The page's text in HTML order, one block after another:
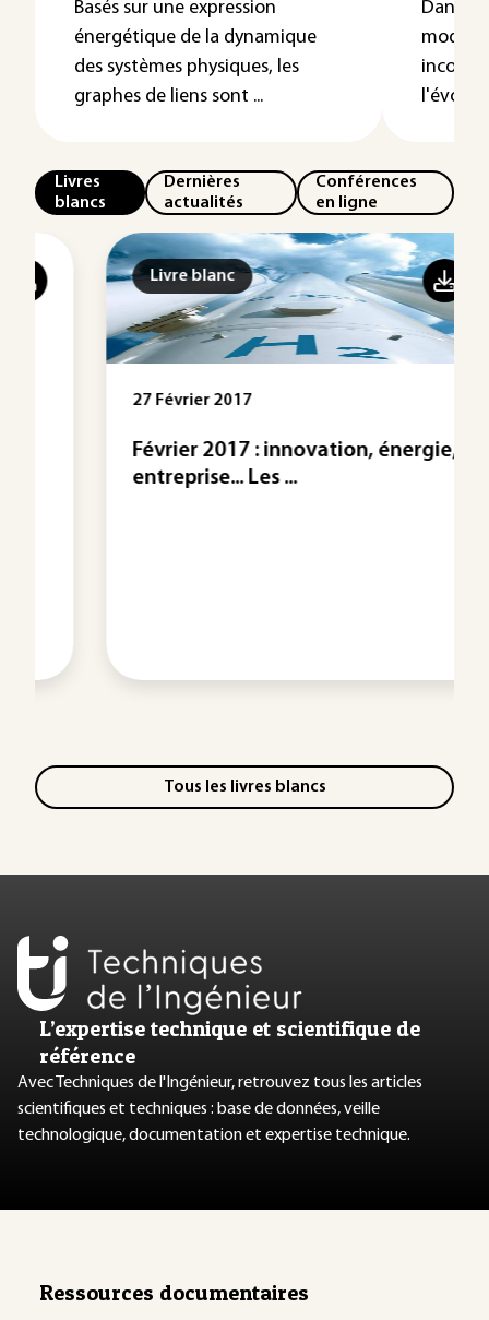
Basés sur une expression
énergétique de la dynamique
des systèmes physiques, les
graphes de liens sont ...
Dans
Livres
blancs
Dernières
actualités
Conférences
en ligne
Livre blanc
27 Février 2017
Février 2017 : innovation, énergie,
entreprise... Les ...
Tous les livres blancs
L’expertise technique et scientifique de
référence
Avec Techniques de l'Ingénieur, retrouvez tous les articles
scientifiques et techniques : base de données, veille
technologique, documentation et expertise technique.
Ressources documentaires